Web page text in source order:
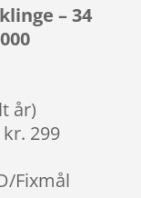
– 34
år)
299
Fixmål